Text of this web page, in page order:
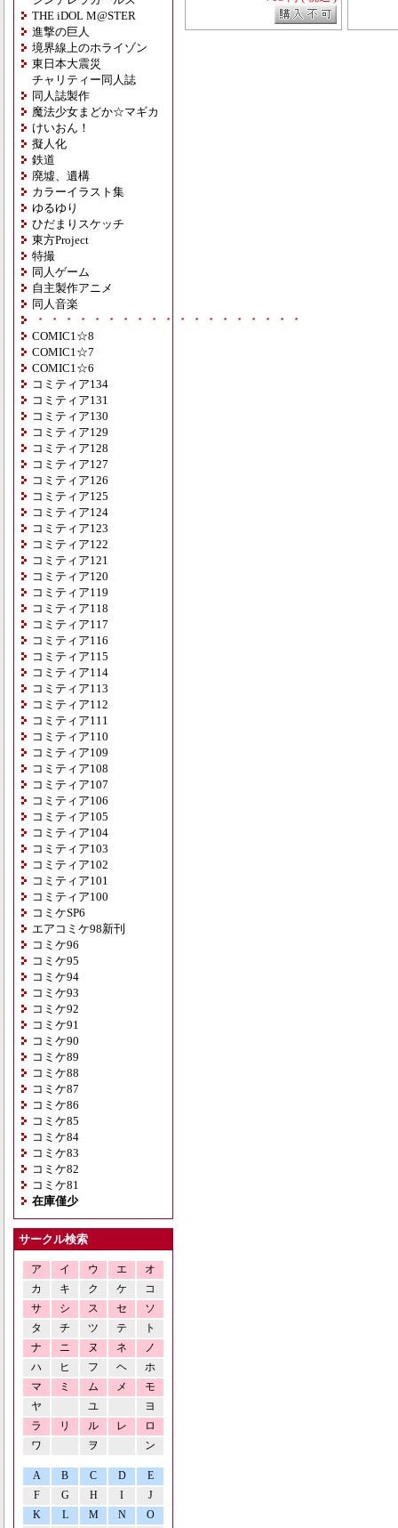
THE iDOL M@STER
進撃の巨人
境界線上のホライゾン
東日本大震災
チャリティー同人誌
同人誌製作
魔法少女まどか☆マギカ
けいおん！
擬人化
鉄道
廃墟、遺構
カラーイラスト集
ゆるゆり
ひだまりスケッチ
東方Project
特撮
同人ゲーム
自主製作アニメ
同人音楽
・・・・・・・・・・・・・・・・・・・
COMIC1☆8
COMIC1☆7
COMIC1☆6
コミティア134
コミティア131
コミティア130
コミティア129
コミティア128
コミティア127
コミティア126
コミティア125
コミティア124
コミティア123
コミティア122
コミティア121
コミティア120
コミティア119
コミティア118
コミティア117
コミティア116
コミティア115
コミティア114
コミティア113
コミティア112
コミティア111
コミティア110
コミティア109
コミティア108
コミティア107
コミティア106
コミティア105
コミティア104
コミティア103
コミティア102
コミティア101
コミティア100
コミケSP6
エアコミケ98新刊
コミケ96
コミケ95
コミケ94
コミケ93
コミケ92
コミケ91
コミケ90
コミケ89
コミケ88
コミケ87
コミケ86
コミケ85
コミケ84
コミケ83
コミケ82
コミケ81
在庫僅少
サークル検索
ア イ ウ エ
オ
カ
キ ク ケ
コ
サ
シ ス セ
ソ
タ
チ ツ テ
ト
ナ
ニ ヌ ネ
ノ
ハ
ヒ フ ヘ
ホ
マ
ミ ム メ
モ
ヤ
ユ
ヨ
ラ
リ ル レ
ロ
ワ
ヲ ン
A B C D
E
F
G H I
J
K
L M N O